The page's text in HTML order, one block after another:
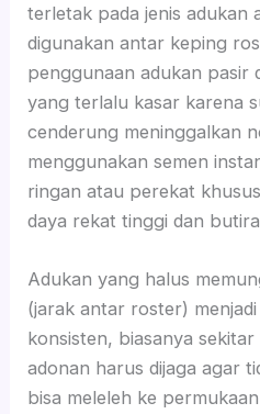
terletak pada jenis adukan
digunakan antar keping
penggunaan adukan pasir
yang terlalu kasar karena
cenderung meninggalkan
menggunakan semen
ringan atau perekat
daya rekat tinggi dan
Adukan yang halus
(jarak antar roster)
konsisten, biasanya sekitar
adonan harus dijaga agar
bisa meleleh ke